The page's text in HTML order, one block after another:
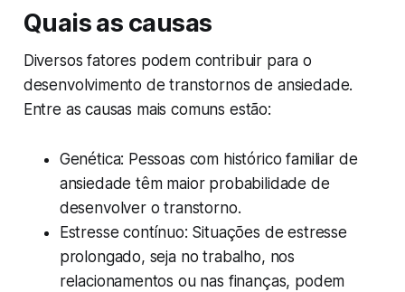
Quais as causas
Diversos fatores podem contribuir para o
desenvolvimento de transtornos de ansiedade.
Entre as causas mais comuns estão:
Genética: Pessoas com histórico familiar de
ansiedade têm maior probabilidade de
desenvolver o transtorno.
Estresse contínuo: Situações de estresse
prolongado, seja no trabalho, nos
relacionamentos ou nas finanças, podem